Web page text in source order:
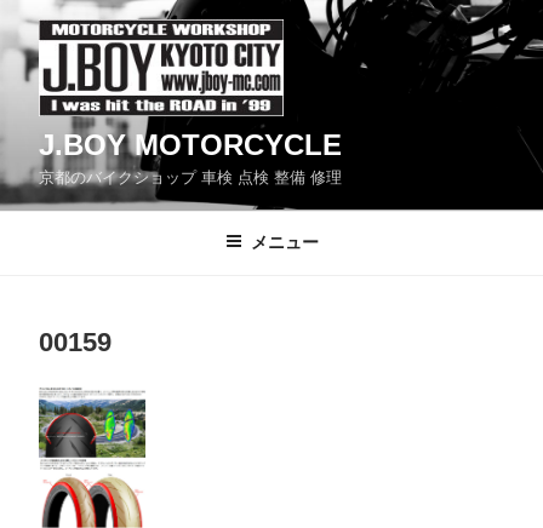
ン
へ
J.BOY MOTORCYCLE
京都のバイクショップ 車検 点検 整備 修理
メニュー
00159